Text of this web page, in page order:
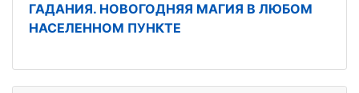
ГАДАНИЯ. НОВОГОДНЯЯ МАГИЯ В ЛЮБОМ
НАСЕЛЕННОМ ПУНКТЕ